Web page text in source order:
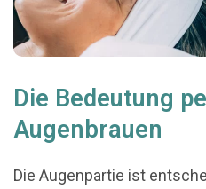
Die Bedeutung
Augenbrauen
Die Augenpartie ist